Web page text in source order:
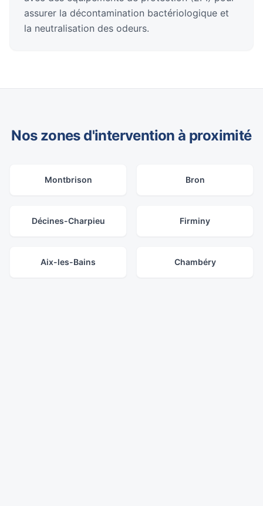
assurer la décontamination bactériologique et
la neutralisation des odeurs.
Nos zones d'intervention à proximité
Montbrison Bron
Décines-Charpieu Firminy
Aix-les-Bains Chambéry